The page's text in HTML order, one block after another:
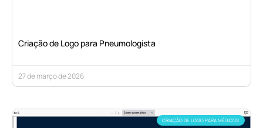
Criação de Logo para Pneumologista
27 de março de 2026
CRIAÇÃO DE LOGO PARA MÉDICOS